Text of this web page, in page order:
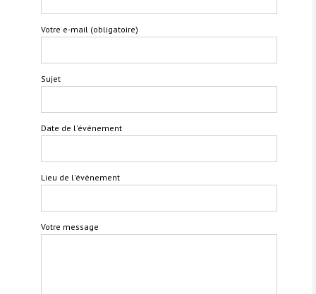
Votre e-mail (obligatoire)
Sujet
Date de l'évènement
Lieu de l'évènement
Votre message